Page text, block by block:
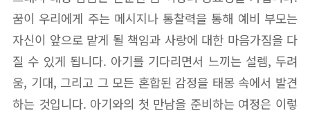
꿈이 우리에게 주는 메시지나 통찰력을 통해 예비 부모는
자신이 앞으로 맡게 될 책임과 사랑에 대한 마음가짐을 다
질 수 있게 됩니다. 아기를 기다리면서 느끼는 설렘, 두려
움, 기대, 그리고 그 모든 혼합된 감정을 태몽 속에서 발견
하는 것입니다. 아기와의 첫 만남을 준비하는 여정은 이렇